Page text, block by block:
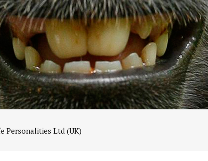
Personalities Ltd (UK)